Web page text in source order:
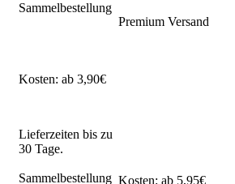
Sammelbestellung
Premium Versand
Kosten: ab 3,90€
Lieferzeiten bis zu
30 Tage.
Sammelbestellung Kosten: ab 5,95€